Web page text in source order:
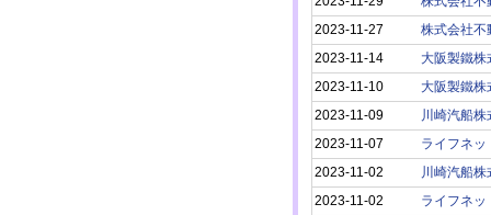
2023-11-27
株式会社不
2023-11-14
大阪製鐵株
2023-11-10
大阪製鐵株
2023-11-09
川崎汽船株
2023-11-07
ライフネッ
2023-11-02
川崎汽船株
2023-11-02
ライフネッ